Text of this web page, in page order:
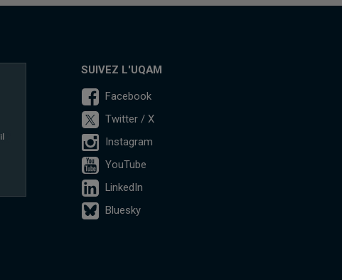
SUIVEZ L'UQAM
Facebook
Twitter / X
Instagram
YouTube
LinkedIn
Bluesky